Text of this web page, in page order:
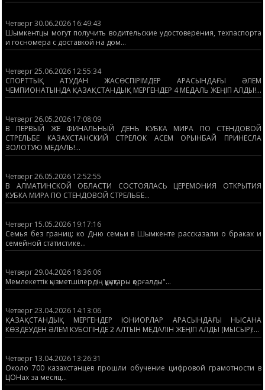
Четверг 30.06.2026 16:49:43
Шымкентцы могут получить водительские удостоверения, техпаспорта
и госномера с доставкой на дом...
Четверг 25.06.2026 12:55:34
СПОРТТЫҚ АТУДАН ЖАСӨСПІРІМДЕР АРАСЫНДАҒЫ ӘЛЕМ
ЧЕМПИОНАТЫНДА ҚАЗАҚСТАНДЫҚ МЕРГЕНДЕР 4 МЕДАЛЬ ЖЕҢІП АЛДЫ!...
Четверг 26.05.2026 17:08:09
В ПЕРВЫЙ ЖЕ ФИНАЛЬНЫЙ ДЕНЬ КУБКА МИРА ПО СТЕНДОВОЙ
СТРЕЛЬБЕ КАЗАХСТАНСКИЙ СТРЕЛОК АСЕМ ОРЫНБАЙ ПРИНЕСЛА
ЗОЛОТУЮ МЕДАЛЬ!...
Четверг 26.05.2026 12:52:55
В АЛМАТИНСКОЙ ОБЛАСТИ СОСТОЯЛАСЬ ЦЕРЕМОНИЯ ОТКРЫТИЯ
КУБКА МИРА ПО СТЕНДОВОЙ СТРЕЛЬБЕ...
Четверг 15.05.2026 19:17:16
Семья без границ: ко Дню семьи в Шымкенте рассказали о браках и
семейной статистике...
Четверг 29.04.2026 18:36:06
Мемлекеттік қызметшілердің құқықтары қорғалды"...
Четверг 23.04.2026 14:13:06
ҚАЗАҚСТАНДЫҚ МЕРГЕНДЕР ЮНИОРЛАР АРАСЫНДАҒЫ НЫСАНА
КӨЗДЕУДЕН ӘЛЕМ КУБОГІНДЕ 2 АЛТЫН МЕДАЛІН ЖЕҢІП АЛДЫ (МЫСЫР)!...
Четверг 13.04.2026 13:26:31
Около 700 казахстанцев прошли обучение цифровой грамотности в
ЦОНах за месяц...